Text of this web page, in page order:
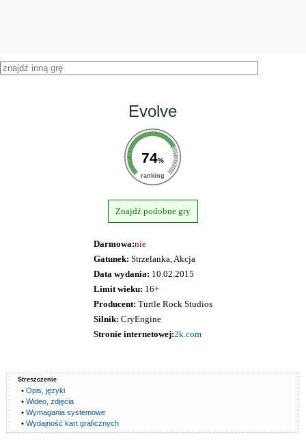
Evolve
74%
ranking
Znajdź podobne gry
Darmowa:nie
Gatunek: Strzelanka, Akcja
Data wydania: 10.02.2015
Limit wieku: 16+
Producent: Turtle Rock Studios
Silnik: CryEngine
Stronie internetowej:2k.com
Streszczenie
•Opis, języki
•Wideo, zdjęcia
•Wymagania systemowe
•Wydajność kart graficznych